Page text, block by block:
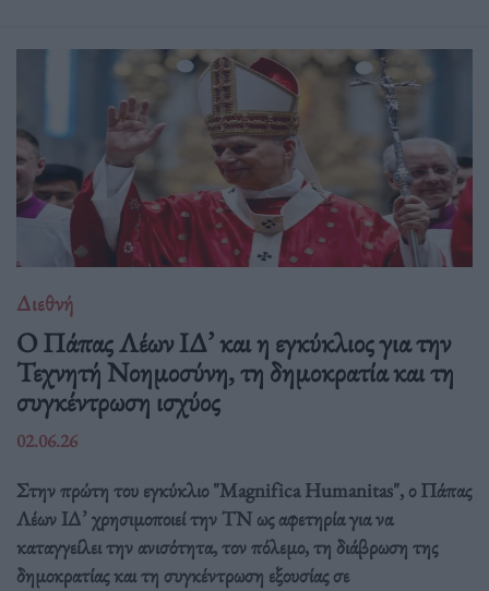
Διεθνή
Ο Πάπας Λέων ΙΔ’ και η εγκύκλιος για την
Τεχνητή Νοημοσύνη, τη δημοκρατία και τη
συγκέντρωση ισχύος
02.06.26
Στην πρώτη του εγκύκλιο "Magnifica Humanitas", ο Πάπας
Λέων ΙΔ’ χρησιμοποιεί την ΤΝ ως αφετηρία για να
καταγγείλει την ανισότητα, τον πόλεμο, τη διάβρωση της
δημοκρατίας και τη συγκέντρωση εξουσίας σε